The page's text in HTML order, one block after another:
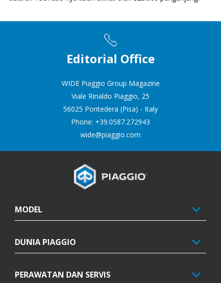
Editorial Office
WIDE Piaggio Group Magazine
Viale Rinaldo Piaggio, 25
56025 Pontedera (Pisa) - Italy
Phone: +39.0587.272943
wide@piaggio.com
MODEL
DUNIA PIAGGIO
PERAWATAN DAN SERVIS